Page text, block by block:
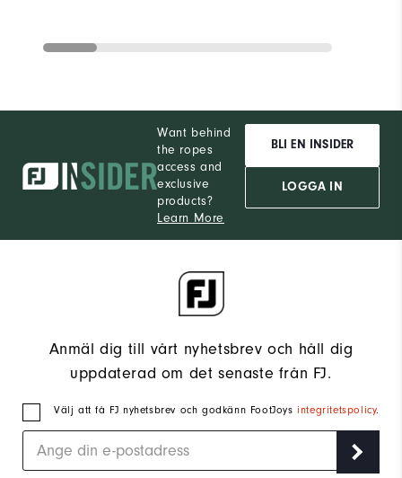
Want behind
the ropes
access and
exclusive
products?
Learn More
BLI EN INSIDER
LOGGA IN
Anmäl dig till vårt nyhetsbrev och håll dig
uppdaterad om det senaste från FJ.
Välj att få FJ nyhetsbrev och godkänn FootJoysintegritetspolicy.